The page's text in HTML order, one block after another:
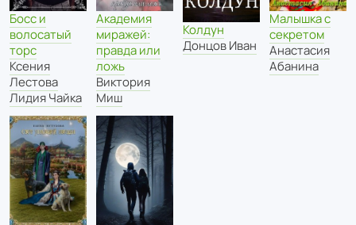
Босс и
волосатый
торс
Ксения
Лестова
Лидия Чайка
Академия
миражей:
правда или
ложь
Виктория
Миш
Колдун
Донцов Иван
Малышка с
секретом
Анастасия
Абанина